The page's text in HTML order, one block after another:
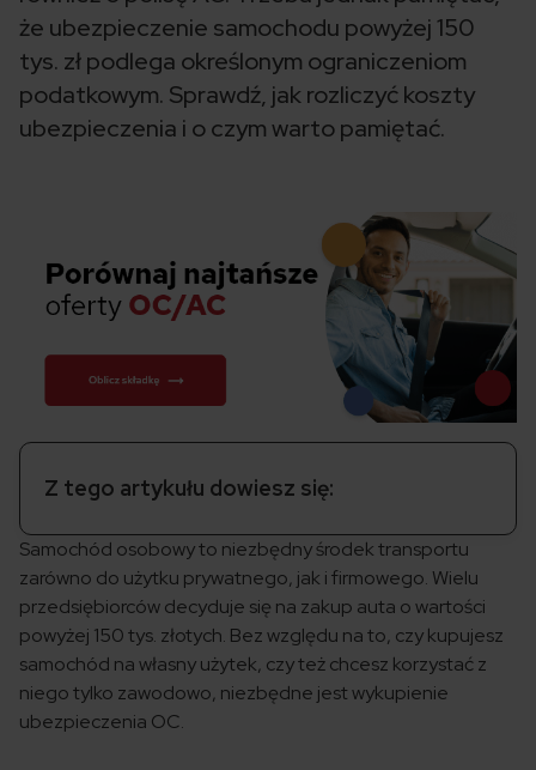
że ubezpieczenie samochodu powyżej 150
tys. zł podlega określonym ograniczeniom
podatkowym. Sprawdź, jak rozliczyć koszty
ubezpieczenia i o czym warto pamiętać.
Z tego artykułu dowiesz się:
Samochód osobowy to niezbędny środek transportu
zarówno do użytku prywatnego, jak i firmowego. Wielu
przedsiębiorców decyduje się na zakup auta o wartości
powyżej 150 tys. złotych. Bez względu na to, czy kupujesz
samochód na własny użytek, czy też chcesz korzystać z
niego tylko zawodowo, niezbędne jest wykupienie
ubezpieczenia OC.